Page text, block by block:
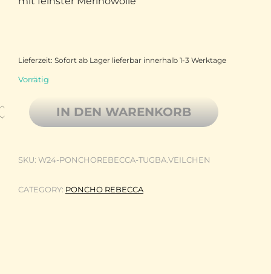
Lieferzeit: Sofort ab Lager lieferbar innerhalb 1-3 Werktage
Vorrätig
Gestrickter Poncho Rebecca aus der von Franziska Uhl
IN DEN WARENKORB
SKU: W24-PONCHOREBECCA-TUGBA.VEILCHEN
CATEGORY: PONCHO REBECCA